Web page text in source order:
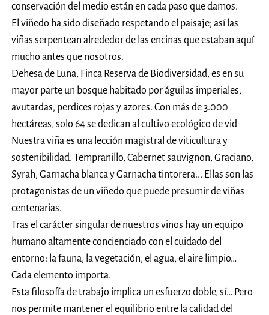
conservación del medio están en cada paso que damos.
El viñedo ha sido diseñado respetando el paisaje; así las
viñas serpentean alrededor de las encinas que estaban aquí
mucho antes que nosotros.
Dehesa de Luna, Finca Reserva de Biodiversidad, es en su
mayor parte un bosque habitado por águilas imperiales,
avutardas, perdices rojas y azores. Con más de 3.000
hectáreas, solo 64 se dedican al cultivo ecológico de vid
Nuestra viña es una lección magistral de viticultura y
sostenibilidad. Tempranillo, Cabernet sauvignon, Graciano,
Syrah, Garnacha blanca y Garnacha tintorera... Ellas son las
protagonistas de un viñedo que puede presumir de viñas
centenarias.
Tras el carácter singular de nuestros vinos hay un equipo
humano altamente concienciado con el cuidado del
entorno: la fauna, la vegetación, el agua, el aire limpio…
Cada elemento importa.
Esta filosofía de trabajo implica un esfuerzo doble, sí… Pero
nos permite mantener el equilibrio entre la calidad del